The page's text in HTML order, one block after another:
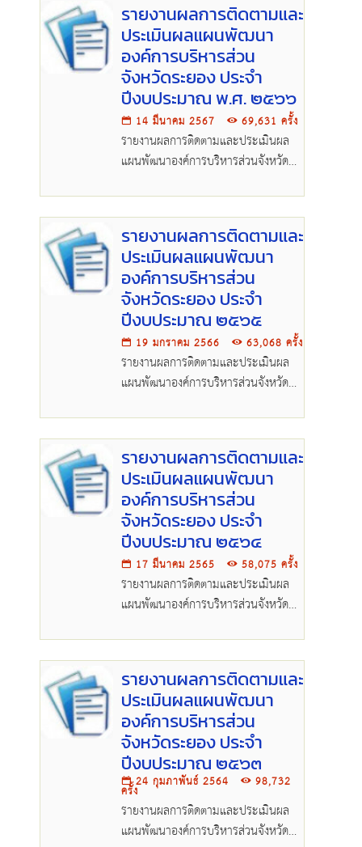
รายงานผลการติดตามและ
ประเมินผลแผนพัฒนา
องค์การบริหารส่วน
จังหวัดระยอง ประจำ
ปีงบประมาณ พ.ศ. ๒๕๖๖
14 มีนาคม 2567 69,631 ครั้ง
รายงานผลการติดตามและประเมินผล
แผนพัฒนาองค์การบริหารส่วนจังหวัด
๒๕๖๖
รายงานผลการติดตามและ
ประเมินผลแผนพัฒนา
องค์การบริหารส่วน
จังหวัดระยอง ประจำ
ปีงบประมาณ ๒๕๖๕
19 มกราคม 2566 63,068 ครั้ง
รายงานผลการติดตามและประเมินผล
แผนพัฒนาองค์การบริหารส่วนจังหวัด
รายงานผลการติดตามและ
ประเมินผลแผนพัฒนา
องค์การบริหารส่วน
จังหวัดระยอง ประจำ
ปีงบประมาณ ๒๕๖๔
17 มีนาคม 2565 58,075 ครั้ง
รายงานผลการติดตามและประเมินผล
แผนพัฒนาองค์การบริหารส่วนจังหวัด
รายงานผลการติดตามและ
ประเมินผลแผนพัฒนา
องค์การบริหารส่วน
จังหวัดระยอง ประจำ
ปีงบประมาณ ๒๕๖๓
24 กุมภาพันธ์ 2564 98,732
ครั้ง
รายงานผลการติดตามและประเมินผล
แผนพัฒนาองค์การบริหารส่วนจังหวัด